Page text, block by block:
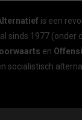
is een
sinds 1977 (onder
en
socialistisch